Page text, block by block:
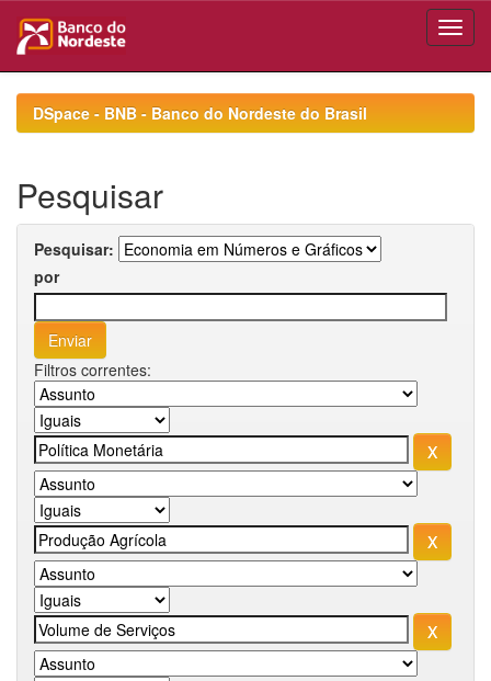
navigationDSpace - BNB - Banco do Nordeste do Brasil
Pesquisar
Pesquisar:
por
Filtros correntes: